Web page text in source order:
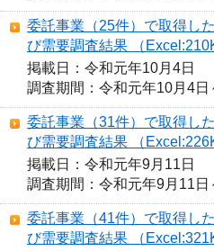
委託事業（25件）で取得し
び需要調査結果 （
掲載日：令和元年10月4日
調査期間：令和元年10月4日
委託事業（31件）で取得し
び需要調査結果 （
掲載日：令和元年9月11日
調査期間：令和元年9月11日
委託事業（41件）で取得し
び需要調査結果 （